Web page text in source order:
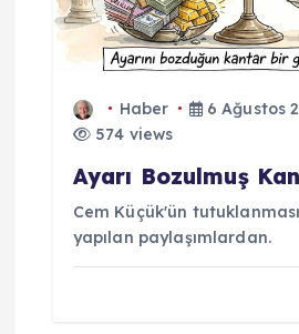
Haber
6 Ağustos
574 views
Ayarı Bozulmuş
Cem Küçük'ün
yapılan paylaşımlardan.